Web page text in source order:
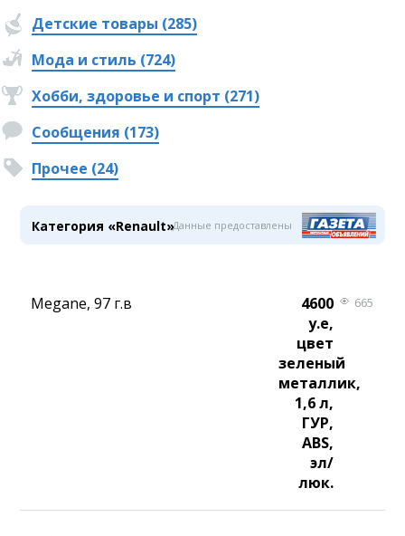
Детские товары (285)
Мода и стиль (724)
Хобби, здоровье и спорт (271)
Сообщения (173)
Прочее (24)
Категория «Renault»Данные предоставлены
Megane, 97 г.в
4600
у.е,
цвет
зеленый
металлик,
1,6 л,
ГУР,
ABS,
эл/
люк.
665